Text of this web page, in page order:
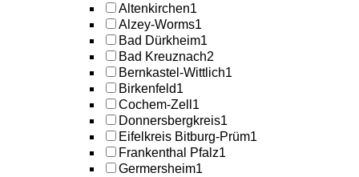
Altenkirchen1
Alzey-Worms1
Bad Dürkheim1
Bad Kreuznach2
Bernkastel-Wittlich1
Birkenfeld1
Cochem-Zell 1
Donnersbergkreis1
Eifelkreis Bitburg-Prüm1
Frankenthal Pfalz1
Germersheim1